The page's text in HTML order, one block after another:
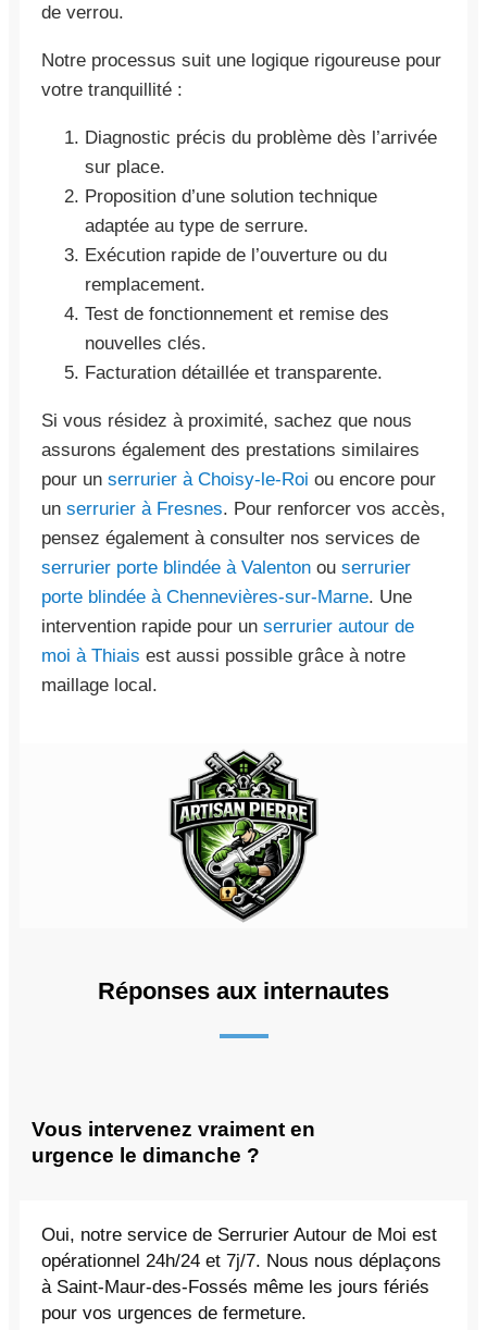
de verrou.
Notre processus suit une logique rigoureuse pour
votre tranquillité :
Diagnostic précis du problème dès l’arrivée
sur place.
Proposition d’une solution technique
adaptée au type de serrure.
Exécution rapide de l’ouverture ou du
remplacement.
Test de fonctionnement et remise des
nouvelles clés.
Facturation détaillée et transparente.
Si vous résidez à proximité, sachez que nous
assurons également des prestations similaires
pour un serrurier à Choisy-le-Roi ou encore pour
un serrurier à Fresnes. Pour renforcer vos accès,
pensez également à consulter nos services de
serrurier porte blindée à Valenton ou serrurier
porte blindée à Chennevières-sur-Marne. Une
intervention rapide pour un serrurier autour de
moi à Thiais est aussi possible grâce à notre
maillage local.
Réponses aux internautes
Vous intervenez vraiment en
urgence le dimanche ?
Oui, notre service de Serrurier Autour de Moi est
opérationnel 24h/24 et 7j/7. Nous nous déplaçons
à Saint-Maur-des-Fossés même les jours fériés
pour vos urgences de fermeture.